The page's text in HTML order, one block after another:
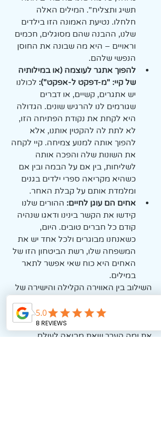
תשיג ותצליח". המילים האלה
חלחלו. נטיעת האמונה הזו בילדים
שלנו, ההבנה שהם מסוגלים, חכמים
וראויים – היא מה שבונה את החוסן
הנפשי שלהם.
להפוך אתגר לעוצמה (או במילותיה
של קיי: "מ-דפקט ל-אפקט"): לכולנו
יש אתגרים, קשיים, או דברים
שגורמים לנו להרגיש שונים. הגדולה
היא לקחת את נקודת הפתיחה הזו,
לא לתת לה להקטין אותנו, אלא
להפוך אותה למנוע צמיחה. קיי לקחה
את השונות שלה והפכה אותה
לשליחות, בין אם על הבמה ובין אם
כשהיא מקריאה ספרי ילדים בגנים
ומלמדת אותם על קבלת האחר.
אחים הם עוגן לחיים: ההורים שלנו
קידשו את הקשר בינינו ודאגו שנהיה
קודם כל חברים טובים. היום,
כשאנחנו מבוגרים ולכל אחד יש את
המשפחה שלו, רשת הביטחון הזו של
האחים היא כוח שאי אפשר לתאר
במילים.
השילוב בין האווירה הקלילה והישירה של
יצר שיחה שהיא חובת צפייה. לא צריך
כתר כדי להיות מלכה, מספיק לדעת מי
את ומה הערך שאת מביאה לעולם.